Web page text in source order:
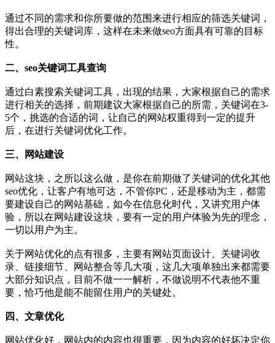
通过不同的需求和你所要做的范围来进行相应的筛选关键词，
得出合理的关键词库，这样在未来做seo方面具有可靠的目标
性。
二、seo关键词工具查询
通过白素搜索关键词工具，出现的结果，大家根据自己的需求
进行相关的选择，前期建议大家根据自己的所需，关键词在3-
5个，挑选的合适的词，让自己的网站权重得到一定的提升
后，在进行关键词优化工作。
三、网站建设
网站这块，之所以这么做，是你在前期做了关键词的优化其他
seo优化，让客户有地可达，不管你PC，还是移动为主，都需
要建设自己的网站基础，如今在信息化时代，又讲究用户体
验，所以在网站建设这块，要有一定的用户体验为先的理念，
一切以用户为主。
关于网站优化的点有很多，主要有网站页面设计、关键词收
录、链接细节、网站整合等几大项，这几大项单独出来都需要
大部分知识点，目前不做一一解析，不做说明不代表他不重
要，恰巧他是能不能留住用户的关键处。
四、文章优化
网站优化好，网站内的内容也很重要，因为内容的好坏决定你